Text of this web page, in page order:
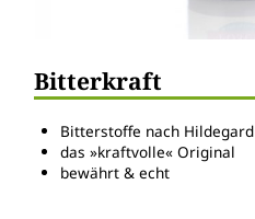
Bitterkraft
Bitterstoffe nach Hildegard
das »kraftvolle« Original
bewährt & echt